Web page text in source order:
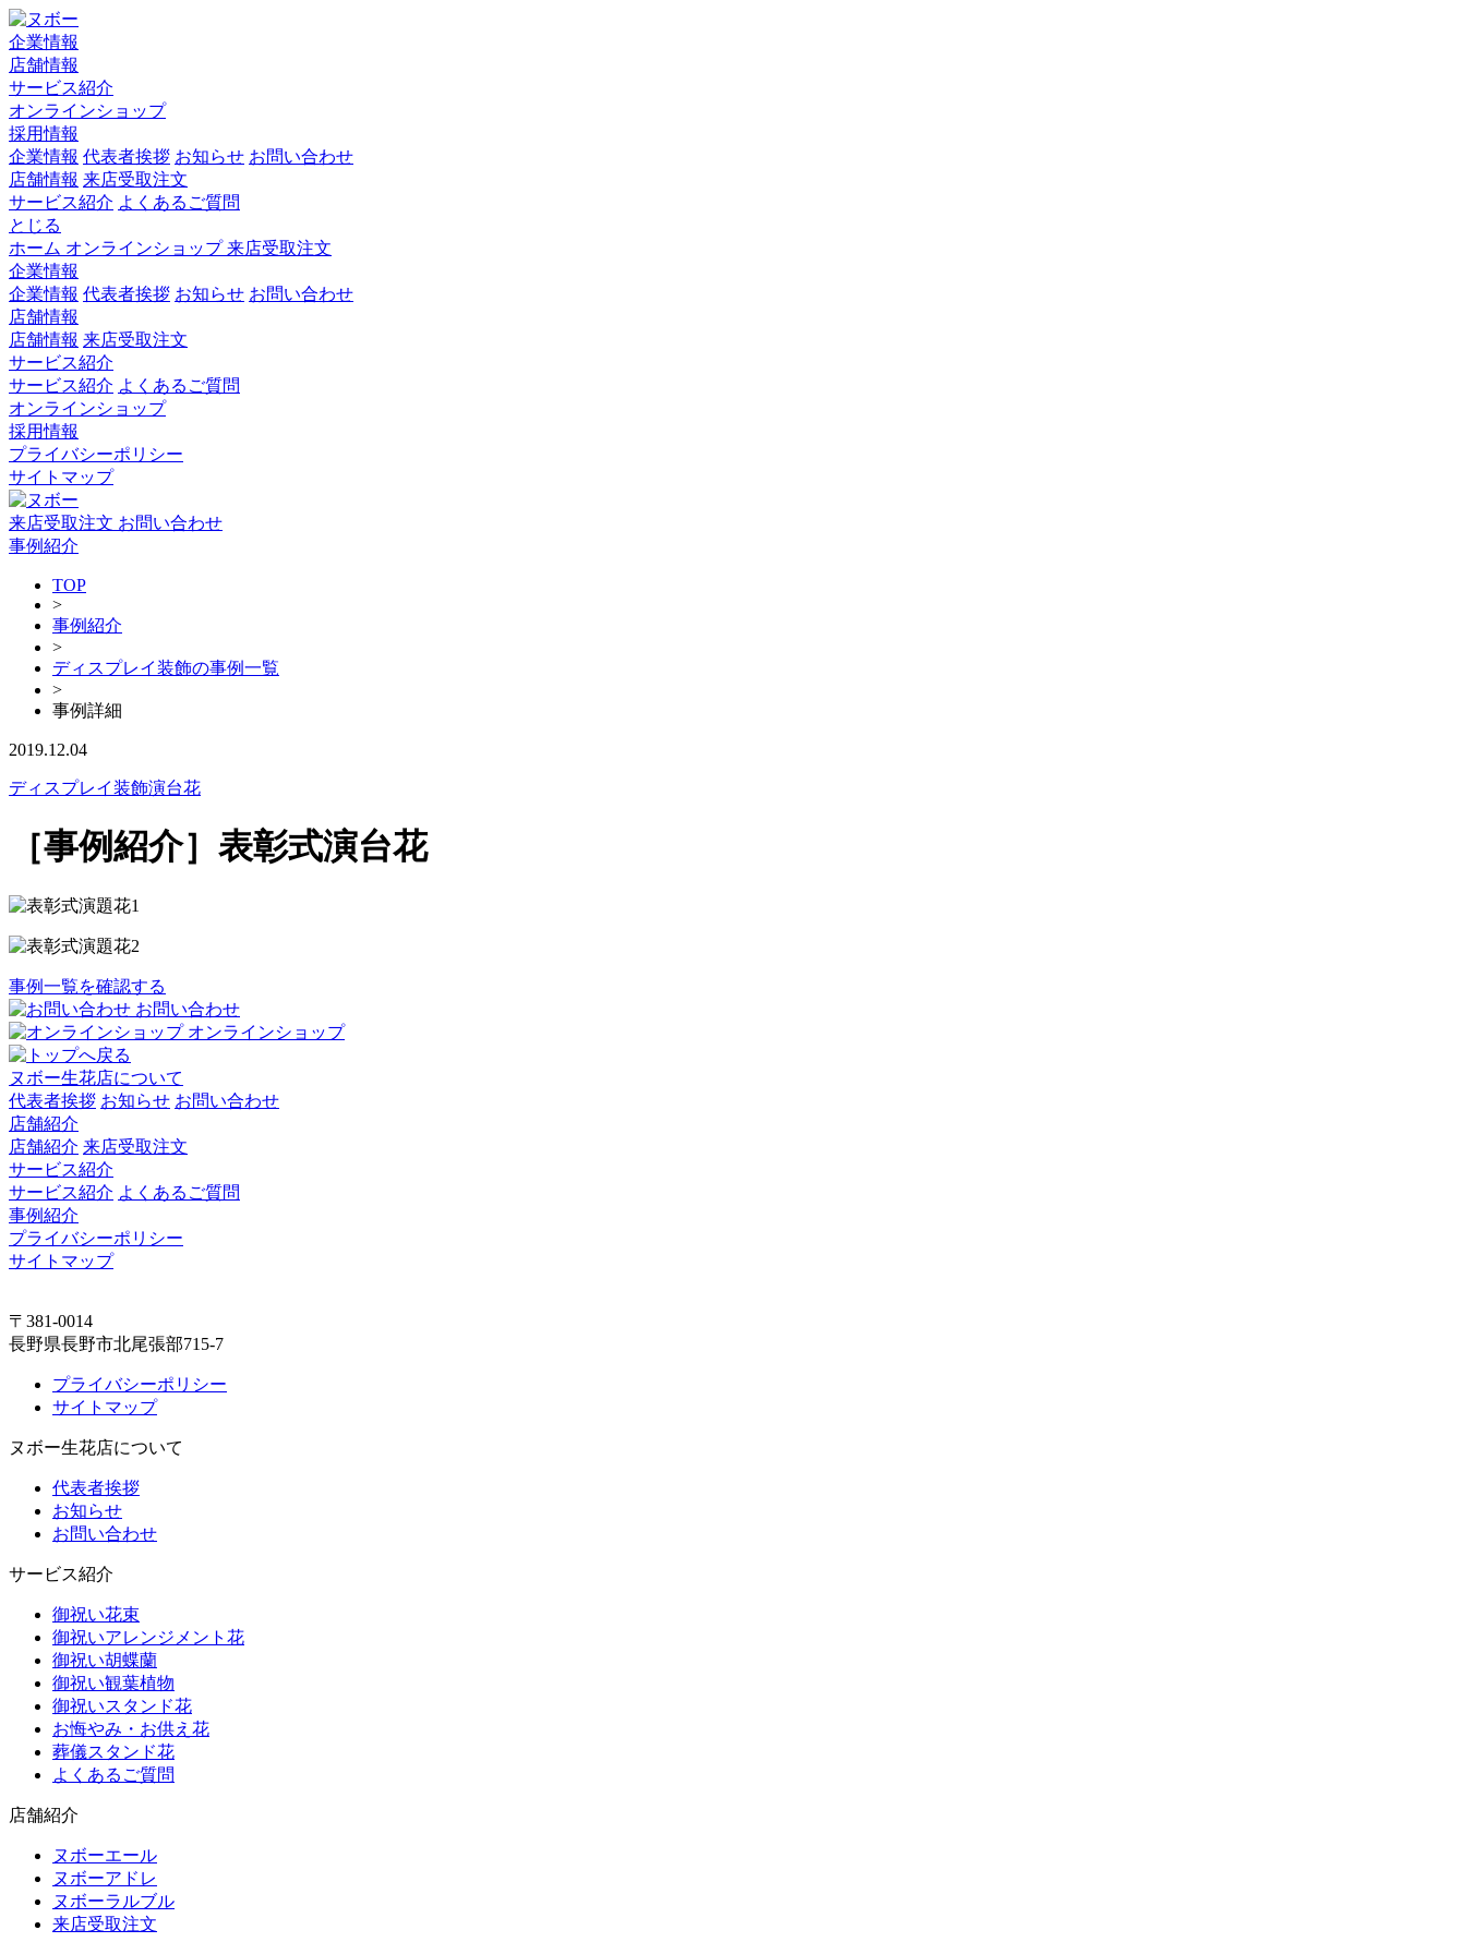
企業情報
店舗情報
サービス紹介
オンラインショップ
採用情報
企業情報 代表者挨拶 お知らせ お問い合わせ
店舗情報 来店受取注文
サービス紹介 よくあるご質問
とじる
ホーム オンラインショップ来店受取注文
企業情報
企業情報 代表者挨拶 お知らせ お問い合わせ
店舗情報
店舗情報 来店受取注文
サービス紹介
サービス紹介 よくあるご質問
オンラインショップ
採用情報
プライバシーポリシー
サイトマップ
来店受取注文 お問い合わせ
事例紹介
TOP
>
事例紹介
>
ディスプレイ装飾の事例一覧
>
事例詳細
2019.12.04
ディスプレイ装飾演台花
［事例紹介］表彰式演台花
事例一覧を確認する
お問い合わせ
オンラインショップ
ヌボー生花店について
代表者挨拶 お知らせ お問い合わせ
店舗紹介
店舗紹介 来店受取注文
サービス紹介
サービス紹介 よくあるご質問
事例紹介
プライバシーポリシー
サイトマップ
〒381-0014
長野県長野市北尾張部715-7
プライバシーポリシー
サイトマップ
ヌボー生花店について
代表者挨拶
お知らせ
お問い合わせ
サービス紹介
御祝い花束
御祝いアレンジメント花
御祝い胡蝶蘭
御祝い観葉植物
御祝いスタンド花
お悔やみ・お供え花
葬儀スタンド花
よくあるご質問
店舗紹介
ヌボーエール
ヌボーアドレ
ヌボーラルブル
来店受取注文